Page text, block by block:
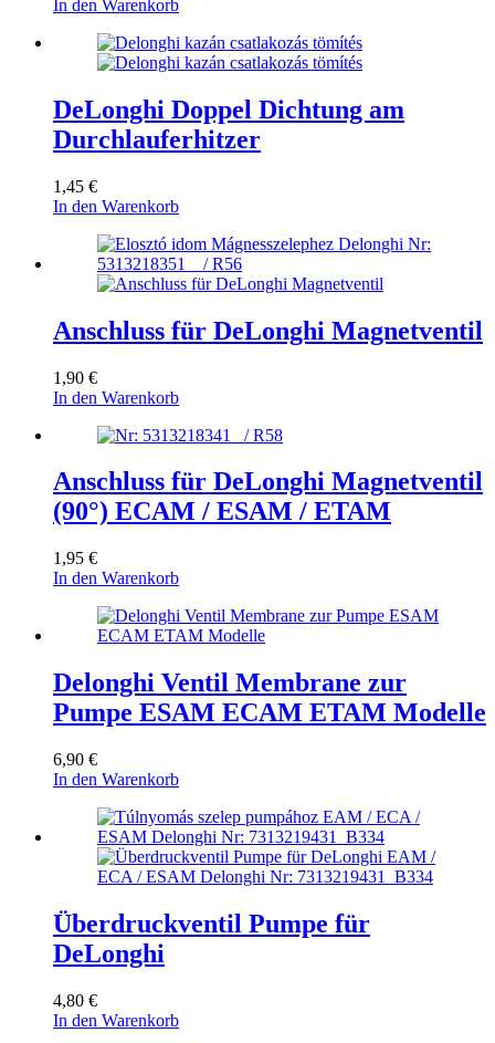
In den Warenkorb
DeLonghi Doppel Dichtung am
Durchlauferhitzer
1,45 €
In den Warenkorb
Anschluss für DeLonghi Magnetventil
1,90 €
In den Warenkorb
Anschluss für DeLonghi Magnetventil
(90°) ECAM / ESAM / ETAM
1,95 €
In den Warenkorb
Delonghi Ventil Membrane zur
Pumpe ESAM ECAM ETAM Modelle
6,90 €
In den Warenkorb
Überdruckventil Pumpe für
DeLonghi
4,80 €
In den Warenkorb